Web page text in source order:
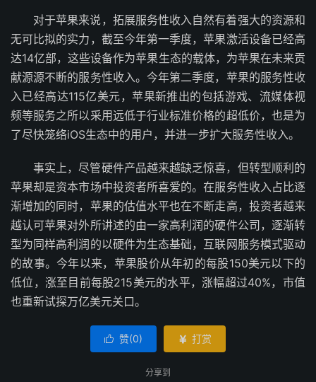
对于苹果来说，拓展服务性收入自然有着强大的资源和
无可比拟的实力，截至今年第一季度，苹果激活设备已经高
达14亿部，这些设备作为苹果生态的载体，为苹果在未来贡
献源源不断的服务性收入。今年第二季度，苹果的服务性收
入已经高达115亿美元，苹果新推出的包括游戏、流媒体视
频等服务之所以采用远低于行业标准价格的超低价，也是为
了尽快笼络iOS生态中的用户，并进一步扩大服务性收入。
事实上，尽管硬件产品越来越缺乏惊喜，但转型顺利的
苹果却是资本市场中投资者所喜爱的。在服务性收入占比逐
渐增加的同时，苹果的估值水平也在不断走高，投资者越来
越认可苹果对外所讲述的由一家高利润的硬件公司，逐渐转
型为同样高利润的以硬件为生态基础，互联网服务模式驱动
的故事。今年以来，苹果股价从年初的每股150美元以下的
低位，涨至目前每股215美元的水平，涨幅超过40%，市值
也重新试探万亿美元关口。
 赞(0)  打赏
分享到